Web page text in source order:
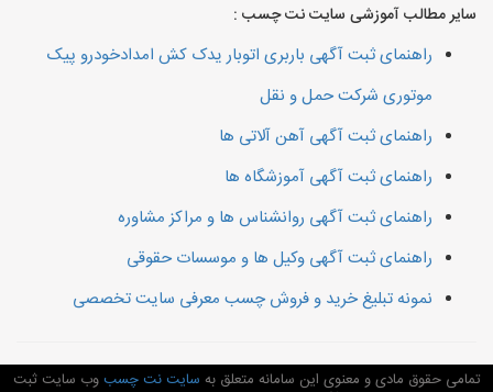
سایر مطالب آموزشی سایت نت چسب :
راهنمای ثبت آگهی باربری اتوبار یدک کش امدادخودرو پیک
موتوری شرکت حمل و نقل
راهنمای ثبت آگهی آهن آلاتی ها
راهنمای ثبت آگهی آموزشگاه ها
راهنمای ثبت آگهی روانشناس ها و مراکز مشاوره
راهنمای ثبت آگهی وکیل ها و موسسات حقوقی
نمونه تبلیغ خرید و فروش چسب معرفی سایت تخصصی
تمامی حقوق مادی و معنوی این سامانه متعلق به سایت نت چسبوب سایت ثبت